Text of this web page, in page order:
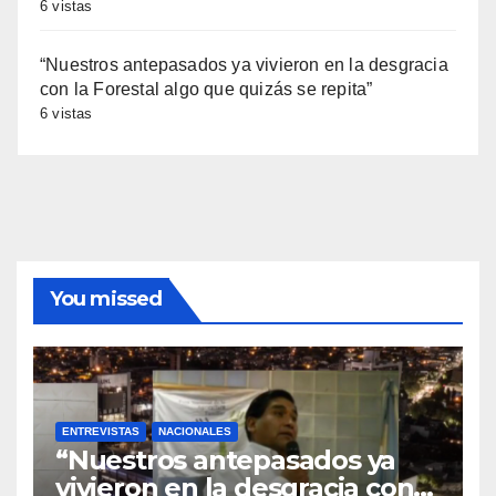
6 vistas
“Nuestros antepasados ya vivieron en la desgracia
con la Forestal algo que quizás se repita”
6 vistas
You missed
ENTREVISTAS NACIONALES
“Nuestros antepasados ya
vivieron en la desgracia con